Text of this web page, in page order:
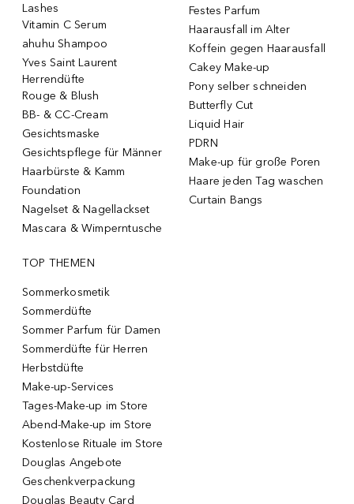
Lashes
Vitamin C Serum
ahuhu Shampoo
Yves Saint Laurent
Herrendüfte
Rouge & Blush
BB- & CC-Cream
Gesichtsmaske
Gesichtspflege für Männer
Haarbürste & Kamm
Foundation
Nagelset & Nagellackset
Mascara & Wimperntusche
Festes Parfum
Haarausfall im Alter
Koffein gegen Haarausfall
Cakey Make-up
Pony selber schneiden
Butterfly Cut
Liquid Hair
PDRN
Make-up für große Poren
Haare jeden Tag waschen
Curtain Bangs
TOP THEMEN
Sommerkosmetik
Sommerdüfte
Sommer Parfum für Damen
Sommerdüfte für Herren
Herbstdüfte
Make-up-Services
Tages-Make-up im Store
Abend-Make-up im Store
Kostenlose Rituale im Store
Douglas Angebote
Geschenkverpackung
Douglas Beauty Card